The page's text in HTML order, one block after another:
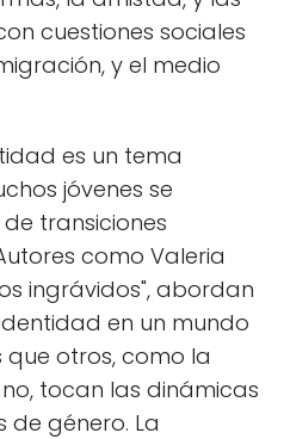
cuestiones sociales
y el medio
es un tema
jóvenes se
transiciones
como Valeria
ingrávidos", abordan
en un mundo
otros, como la
tocan las dinámicas
de género. La